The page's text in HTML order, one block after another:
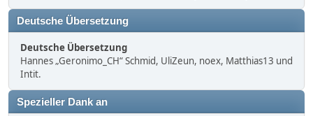
Deutsche Übersetzung
Deutsche Übersetzung
Hannes „Geronimo_CH“ Schmid, UliZeun, noex, Matthias13 und
Intit.
Spezieller Dank an